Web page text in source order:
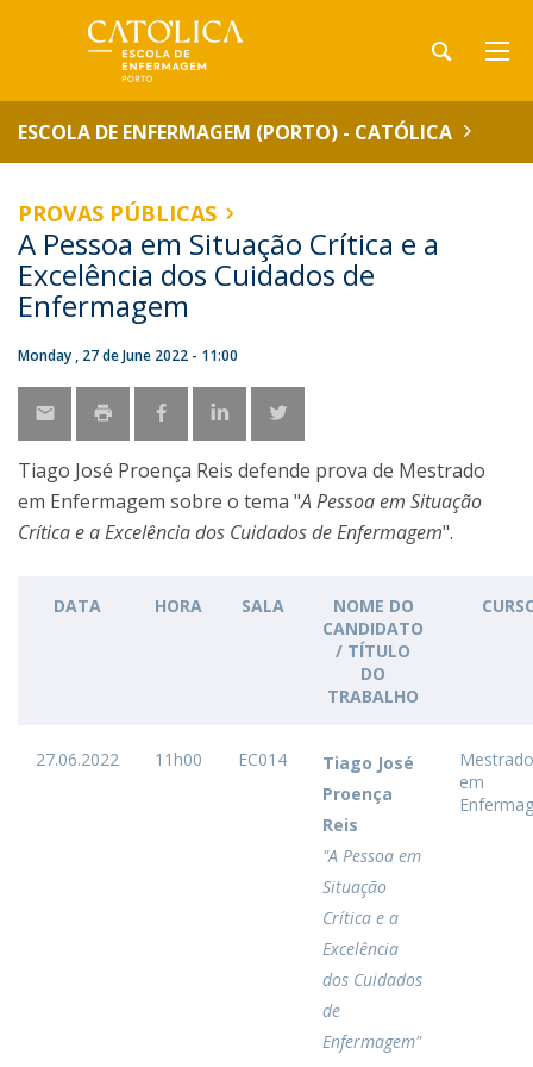
ESCOLA DE ENFERMAGEM (PORTO) - CATÓLICA
PROVAS PÚBLICAS
A Pessoa em Situação Crítica e a
Excelência dos Cuidados de
Enfermagem
Monday , 27 de June 2022 - 11:00
Tiago José Proença Reis defende prova de Mestrado
em Enfermagem sobre o tema "A Pessoa em Situação
Crítica e a Excelência dos Cuidados de Enfermagem".
DATA HORA SALA
NOME DO
CANDIDATO
/ TÍTULO
DO
TRABALHO
27.06.2022 11h00 EC014
Tiago José
Proença
Reis
"A Pessoa em
Situação
Crítica e a
Excelência
dos Cuidados
de
Enfermagem"
Mestrado
em